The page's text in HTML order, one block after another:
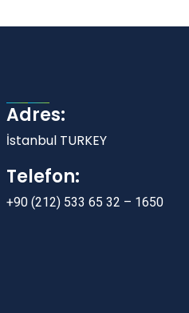
Adres:
İstanbul TURKEY
Telefon:
+90 (212) 533 65 32 – 1650